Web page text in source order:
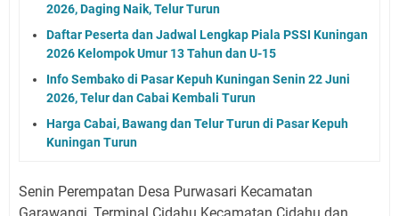
2026, Daging Naik, Telur Turun
Daftar Peserta dan Jadwal Lengkap Piala PSSI Kuningan
2026 Kelompok Umur 13 Tahun dan U-15
Info Sembako di Pasar Kepuh Kuningan Senin 22 Juni
2026, Telur dan Cabai Kembali Turun
Harga Cabai, Bawang dan Telur Turun di Pasar Kepuh
Kuningan Turun
Senin Perempatan Desa Purwasari Kecamatan
Garawangi, Terminal Cidahu Kecamatan Cidahu dan